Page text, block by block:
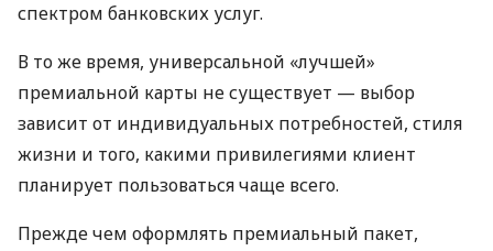
спектром банковских услуг.
В то же время, универсальной «лучшей»
премиальной карты не существует — выбор
зависит от индивидуальных потребностей, стиля
жизни и того, какими привилегиями клиент
планирует пользоваться чаще всего.
Прежде чем оформлять премиальный пакет,